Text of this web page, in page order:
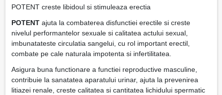
POTENT creste libidoul si stimuleaza erectia
POTENTajuta la combaterea disfunctiei erectile si creste
nivelul performantelor sexuale si calitatea actului sexual,
imbunatateste circulatia sangelui, cu rol important erectil,
combate pe cale naturala impotenta si infertilitatea.
Asigura buna functionare a functiei reproductive masculine,
contribuie la sanatatea aparatului urinar, ajuta la prevenirea
litiazei renale, creste calitatea si cantitatea lichidului spermatic